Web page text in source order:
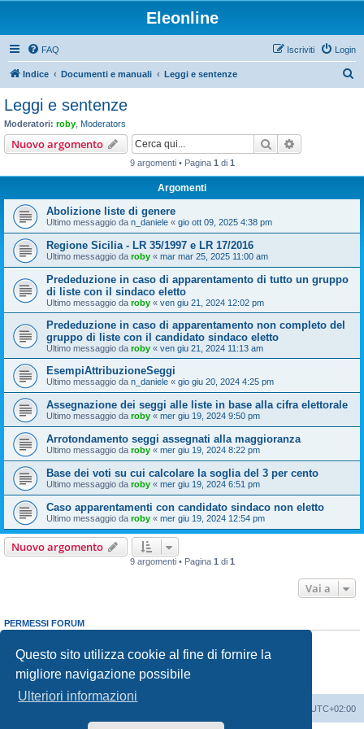
Questo sito utilizza cookie al fine di fornire la
migliore navigazione possibile
Ulteriori informazioni
Eleonline
FAQ Login
Iscriviti
Indice Documenti e manuali Leggi e sentenze
Leggi e sentenze
Moderatori: roby Moderators
Nuovo argomento Cerca
9 argomenti • Pagina 1 di 1
Argomenti
Abolizione liste di genere
Ultimo messaggio da n_daniele « gio ott 09, 2025 4:38 pm
Regione Sicilia - LR 35/1997 e LR 17/2016
Ultimo messaggio da roby « mar mar 25, 2025 11:00 am
Prededuzione in caso di apparentamento di tutto un gruppo
di liste con il sindaco eletto
Ultimo messaggio da roby « ven giu 21, 2024 12:02 pm
Prededuzione in caso di apparentamento non completo del
gruppo di liste con il candidato sindaco eletto
Ultimo messaggio da roby « ven giu 21, 2024 11:13 am
EsempiAttribuzioneSeggi
Ultimo messaggio da n_daniele « gio giu 20, 2024 4:25 pm
Assegnazione dei seggi alle liste in base alla cifra elettorale
Ultimo messaggio da roby « mer giu 19, 2024 9:50 pm
Arrotondamento seggi assegnati alla maggioranza
Ultimo messaggio da roby « mer giu 19, 2024 8:22 pm
Base dei voti su cui calcolare la soglia del 3 per cento
Ultimo messaggio da roby « mer giu 19, 2024 6:51 pm
Caso apparentamenti con candidato sindaco non eletto
Ultimo messaggio da roby « mer giu 19, 2024 12:54 pm
Nuovo argomento
9 argomenti • Pagina 1 di 1
Vai a
PERMESSI FORUM
Non puoirispondere negli argomenti
Non puoimodificare i tuoi messaggi
Non puoicancellare i tuoi messaggi
Non puoi
inviare allegati
UTC+02:00